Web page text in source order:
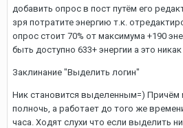
добавить опрос в пост путём его
зря потратите энергию т.к.
опрос стоит 70% от максимума +190
быть доступно 633+ энергии а это
Заклинание "Выделить логин"
Ник становится выделенным=) Причём
полночь, а работает до того же
часа. Ходят слухи что если выделить